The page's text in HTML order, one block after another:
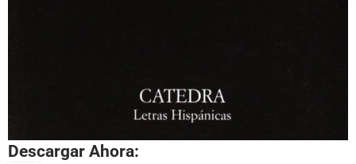
Descargar Ahora: